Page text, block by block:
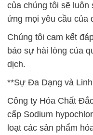
của chúng tôi sẽ luôn
ứng mọi yêu cầu của
Chúng tôi cam kết
bảo sự hài lòng của
dịch.
**Sự Đa Dạng và
Công ty Hóa Chất
cấp Sodium
loạt các sản phẩm